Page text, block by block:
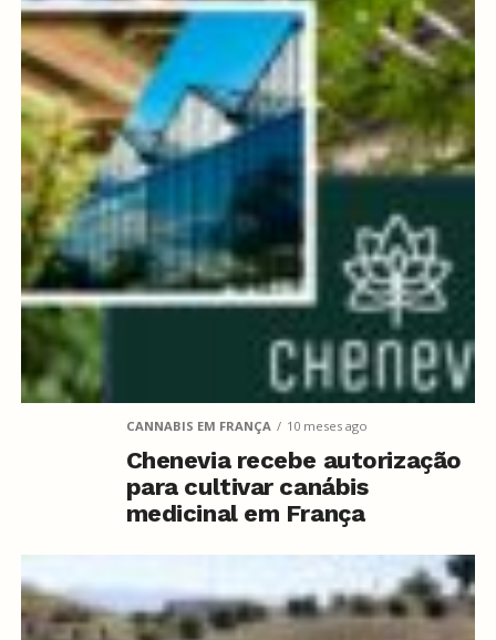
CANNABIS EM FRANÇA 10 meses ago
Chenevia recebe autorização
para cultivar canábis
medicinal em França